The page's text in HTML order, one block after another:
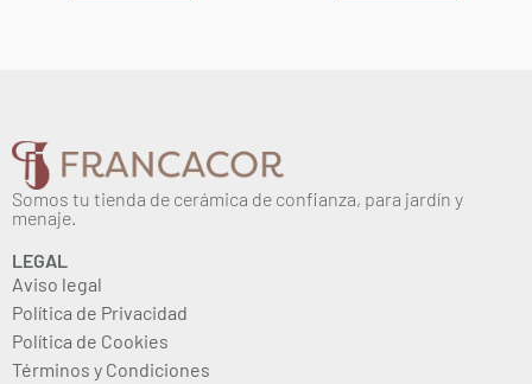
Somos tu tienda de cerámica de confianza, para jardín y
menaje.
LEGAL
Aviso legal
Política de Privacidad
Política de Cookies
Términos y Condiciones